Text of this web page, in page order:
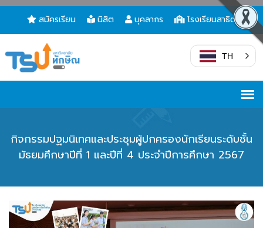
สมัครเรียน นิสิต บุคลากร โรงเรียนสาธิต
TH
กิจกรรมปฐมนิเทศและประชุมผู้ปกครองนักเรียนระดับชั้น
มัธยมศึกษาปีที่ 1 และปีที่ 4 ประจำปีการศึกษา 2567